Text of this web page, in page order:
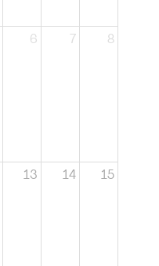
6 7 8
13 14 15